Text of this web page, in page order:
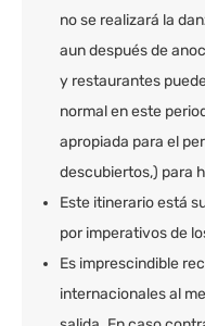
no se realizará la
aun después de
y restaurantes
normal en este
apropiada para el
descubiertos,) para
Este itinerario está
por imperativos de
Es imprescindible
internacionales al